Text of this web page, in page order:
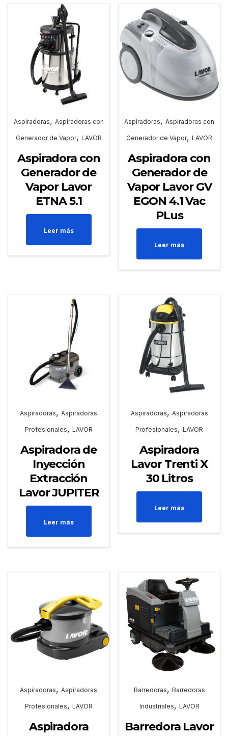
Aspiradoras, Aspiradoras con
Generador de Vapor, LAVOR
Aspiradora con
Generador de
Vapor Lavor
ETNA 5.1
Leer más
Aspiradoras,Aspiradoras con
Generador de Vapor,LAVOR
Aspiradora con
Generador de
Vapor Lavor GV
EGON 4.1 Vac
PLus
Leer más
Aspiradoras, Aspiradoras
Profesionales, LAVOR
Aspiradora de
Inyección
Extracción
Lavor JUPITER
Leer más
Aspiradoras, Aspiradoras
Profesionales,LAVOR
Aspiradora
Lavor Trenti X
30 Litros
Leer más
Aspiradoras,Aspiradoras
Profesionales, LAVOR
Aspiradora
Barredoras, Barredoras
Industriales, LAVOR
Barredora Lavor